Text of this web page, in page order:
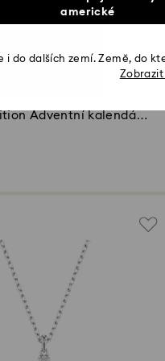
Adventní kalendář
americké
i do dalších zemí. Země, do
Zobrazit